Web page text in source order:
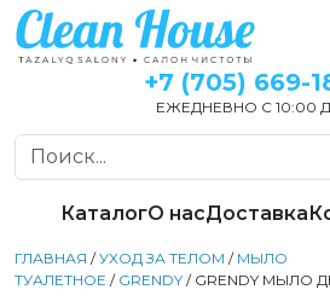
+7 (705) 669-
ЕЖЕДНЕВНО С 10:00
КаталогО насДоставка
ГЛАВНАЯ /УХОД ЗА ТЕЛОМ / МЫЛО
ТУАЛЕТНОЕ / GRENDY / GRENDY МЫЛО